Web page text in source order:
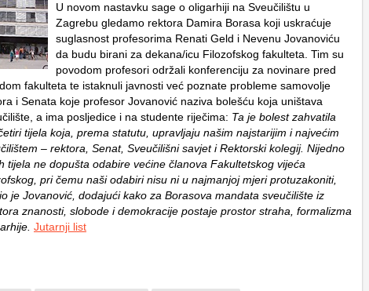
U novom nastavku sage o oligarhiji na Sveučilištu u
Zagrebu gledamo rektora Damira Borasa koji uskraćuje
suglasnost profesorima Renati Geld i Nevenu Jovanoviću
da budu birani za dekana/icu Filozofskog fakulteta. Tim su
povodom profesori održali konferenciju za novinare pred
fakulteta te istaknuli javnosti već poznate probleme samovolje
i Senata koje profesor Jovanović naziva bolešću koja uništava
a ima posljedice i na studente riječima: Ta je bolest zahvatila
tijela koja, prema statutu, upravljaju našim najstarijim i najvećim
– rektora, Senat, Sveučilišni savjet i Rektorski kolegij. Nijedno
tijela ne dopušta odabire većine članova Fakultetskog vijeća
pri čemu naši odabiri nisu ni u najmanjoj mjeri protuzakoniti,
je Jovanović, dodajući kako za Borasova mandata sveučilište iz
znanosti, slobode i demokracije postaje prostor straha, formalizma
Jutarnji list